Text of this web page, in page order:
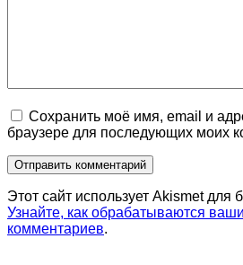
Сохранить моё имя, email и
браузере для последующих моих
Этот сайт использует Akismet для
Узнайте, как обрабатываются
комментариев.